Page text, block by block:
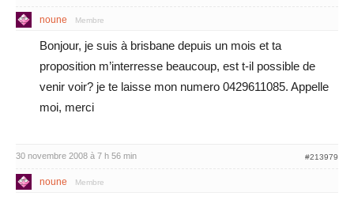
noune Membre
Bonjour, je suis à brisbane depuis un mois et ta
proposition m’interresse beaucoup, est t-il possible de
venir voir? je te laisse mon numero 0429611085. Appelle
moi, merci
30 novembre 2008 à 7 h 56 min #213979
noune Membre